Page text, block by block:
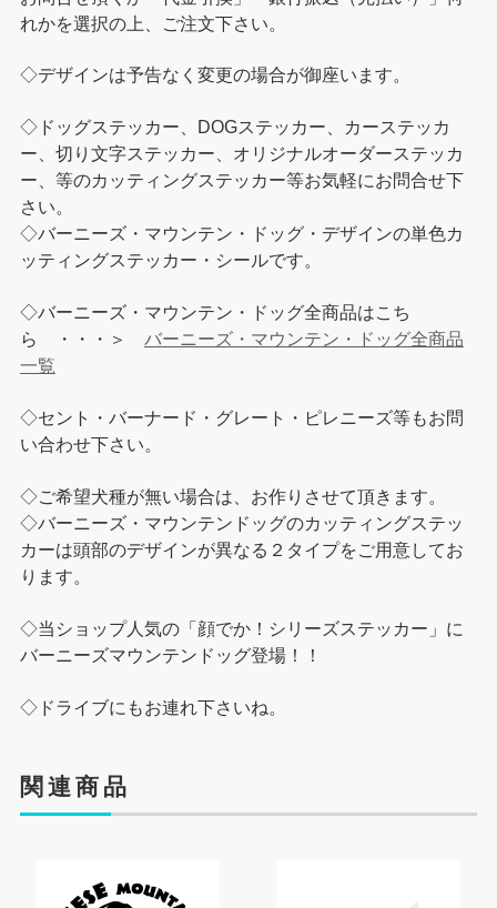
れかを選択の上、ご注文下さい。
◇デザインは予告なく変更の場合が御座います。
◇ドッグステッカー、DOGステッカー、カーステッカ
ー、切り文字ステッカー、オリジナルオーダーステッカ
ー、等のカッティングステッカー等お気軽にお問合せ下
さい。
◇バーニーズ・マウンテン・ドッグ・デザインの単色カ
ッティングステッカー・シールです。
◇バーニーズ・マウンテン・ドッグ全商品はこち
ら ・・・＞ バーニーズ・マウンテン・ドッグ全商品
一覧
◇セント・バーナード・グレート・ピレニーズ等もお問
い合わせ下さい。
◇ご希望犬種が無い場合は、お作りさせて頂きます。
◇バーニーズ・マウンテンドッグのカッティングステッ
カーは頭部のデザインが異なる２タイプをご用意してお
ります。
◇当ショップ人気の「顔でか！シリーズステッカー」に
バーニーズマウンテンドッグ登場！！
◇ドライブにもお連れ下さいね。
関連商品